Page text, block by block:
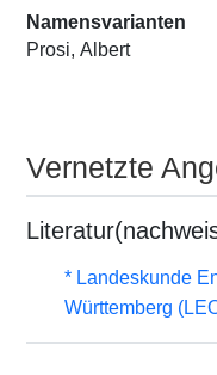
Namensvarianten
Prosi, Albert
Vernetzte
* Landeskunde
Württemberg